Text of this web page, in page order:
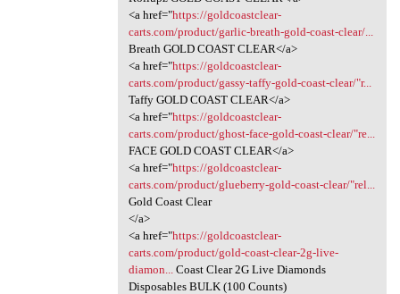
<a href="https://goldcoastclear-
carts.com/product/garlic-breath-gold-coast-clear/...
Breath GOLD COAST CLEAR</a>
<a href="https://goldcoastclear-
carts.com/product/gassy-taffy-gold-coast-clear/"r...
Taffy GOLD COAST CLEAR</a>
<a href="https://goldcoastclear-
carts.com/product/ghost-face-gold-coast-clear/"re...
FACE GOLD COAST CLEAR</a>
<a href="https://goldcoastclear-
carts.com/product/glueberry-gold-coast-clear/"rel...
Gold Coast Clear
</a>
<a href="https://goldcoastclear-
carts.com/product/gold-coast-clear-2g-live-
diamon...
Coast Clear 2G Live Diamonds
Disposables BULK (100 Counts)